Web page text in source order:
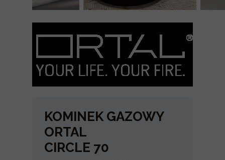
KOMINEK GAZOWY
ORTAL
CIRCLE 70